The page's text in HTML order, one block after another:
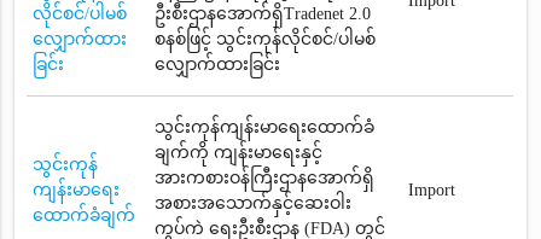
လိုင်စင်/ပါမစ်
လျှောက်ထား
ခြင်း
ဦးစီးဌာနအောက်ရှိTradenet 2.0
စနစ်ဖြင့် သွင်းကုန်လိုင်စင်/ပါမစ်
လျှောက်ထားခြင်း
သွင်းကုန်
ကျန်းမာရေး
ထောက်ခံချက်
သွင်းကုန်ကျန်းမာရေးထောက်ခံ
ချက်ကို ကျန်းမာရေးနှင့်
အားကစားဝန်ကြီးဌာနအောက်ရှိ
အစားအသောက်နှင့်ဆေးဝါး
ကွပ်ကဲ ရေးဦးစီးဌာန (FDA) တွင်
Import